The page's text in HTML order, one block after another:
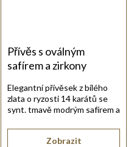
Přívěs s oválným
safírem a zirkony
Zobrazit
Elegantní přívěsek z bílého
zlata o ryzosti 14 karátů se
synt. tmavě modrým safírem a